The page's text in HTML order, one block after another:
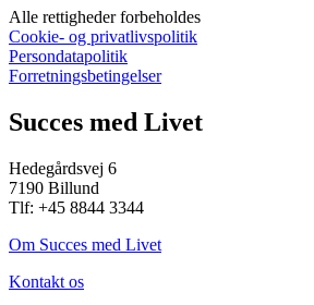
Alle rettigheder forbeholdes
Cookie- og privatlivspolitik
Persondatapolitik
Forretningsbetingelser
Succes med Livet
Hedegårdsvej 6
7190 Billund
Tlf: +45 8844 3344
Om Succes med Livet
Kontakt os